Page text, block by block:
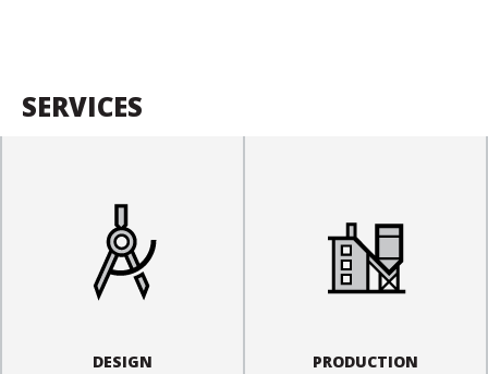
SERVICES
DESIGN PRODUCTION